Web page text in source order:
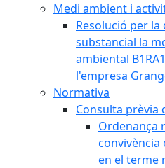
Medi ambient i
Resolució per
substancial la
ambiental
l'empresa
Normativa
Consulta prèvia
Ordenança
convivència
en el terme